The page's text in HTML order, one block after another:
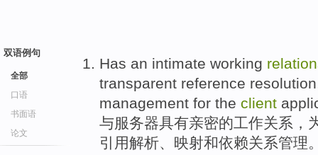
双语例句
全部
口语
书面语
论文
Has an intimate working
transparent reference resolution
management for the client
与服务器具有亲密的工作关系 ，
引用解析、 映射和依赖关系管理